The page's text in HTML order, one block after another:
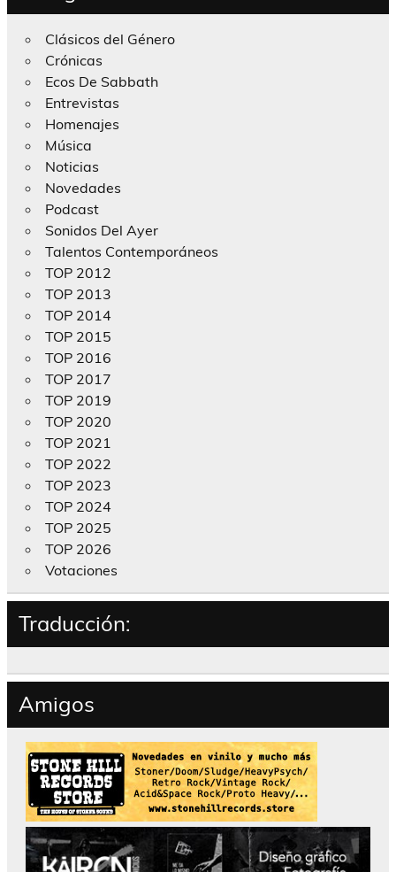
Clásicos del Género
Crónicas
Ecos De Sabbath
Entrevistas
Homenajes
Música
Noticias
Novedades
Podcast
Sonidos Del Ayer
Talentos Contemporáneos
TOP 2012
TOP 2013
TOP 2014
TOP 2015
TOP 2016
TOP 2017
TOP 2019
TOP 2020
TOP 2021
TOP 2022
TOP 2023
TOP 2024
TOP 2025
TOP 2026
Votaciones
Traducción:
Amigos